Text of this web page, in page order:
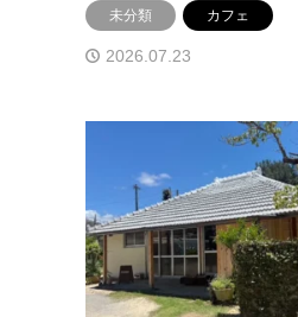
未分類 カフェ
2026.07.23